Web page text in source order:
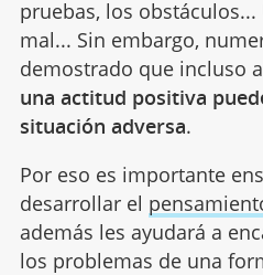
pruebas, los
mal... Sin embargo,
demostrado que incluso
una actitud positiva
situación adversa.
Por eso es importante
desarrollar el
además les ayudará a
los problemas de una